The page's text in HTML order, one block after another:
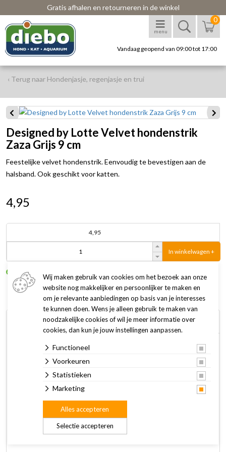
Gratis afhalen en retourneren in de winkel
menu
0
Vandaag geopend van 09:00 tot 17:00
‹ Terug naar Hondenjasje, regenjasje en trui
Designed by Lotte Velvet hondenstrik
Zaza Grijs 9 cm
Feestelijke velvet hondenstrik. Eenvoudig te bevestigen aan de
halsband. Ook geschikt voor katten.
4,95
4,95
In winkelwagen +
Op voorraad
Omschrijving Specificaties
Met de Designed by Lotte hondenstrik Zaza wordt jouw
hond omgetoverd tot een echte heer of dame. Ga je
bijvoorbeeld naar een feestje met jouw trouwe viervoeter?
Dan steelt hij of zij zeker de show met deze prachtige strik!
Zaza is gemaakt van zacht fluweel, ook wel velvet genoemd.
De strik is eenvoudig te bevestigen aan de hondenhalsband
middels de klittenbandsluiting.
Wij maken gebruik van cookies om het bezoek aan onze
website nog makkelijker en persoonlijker te maken en
om je relevante aanbiedingen op basis van je interesses
te kunnen doen. Wens je alleen gebruik te maken van
noodzakelijke cookies of wil je meer informatie over
cookies, dan kun je jouw instellingen aanpassen.
Functioneel
Voorkeuren
Statistieken
Marketing
Selectie accepteren
Alles accepteren